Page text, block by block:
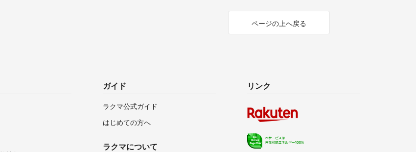
ページの上へ戻る
ガイド
ラクマ公式ガイド
はじめての方へ
ラクマについて
リンク